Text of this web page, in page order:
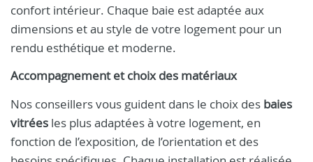
confort intérieur. Chaque baie est adaptée aux
dimensions et au style de votre logement pour un
rendu esthétique et moderne.
Accompagnement et choix des matériaux
Nos conseillers vous guident dans le choix des baies
vitrées les plus adaptées à votre logement, en
fonction de l’exposition, de l’orientation et des